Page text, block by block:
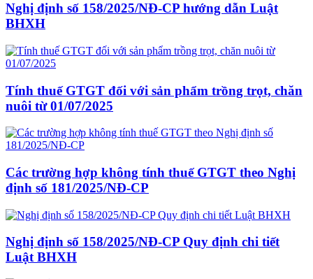
Nghị định số 158/2025/NĐ-CP hướng dẫn Luật
BHXH
Tính thuế GTGT đối với sản phẩm trồng trọt, chăn
nuôi từ 01/07/2025
Các trường hợp không tính thuế GTGT theo Nghị
định số 181/2025/NĐ-CP
Nghị định số 158/2025/NĐ-CP Quy định chi tiết
Luật BHXH